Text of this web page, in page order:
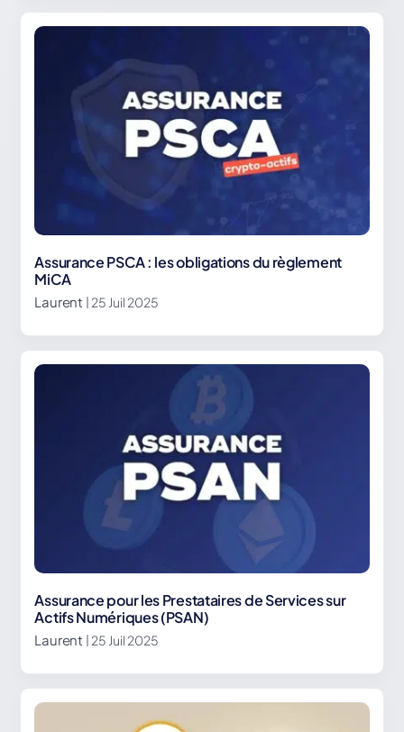
Assurance PSCA : les obligations du règlement
MiCA
Laurent | 25 Juil 2025
Assurance pour les Prestataires de Services sur
Actifs Numériques (PSAN)
Laurent | 25 Juil 2025